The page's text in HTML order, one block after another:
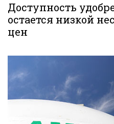
Доступность
остается низкой
цен